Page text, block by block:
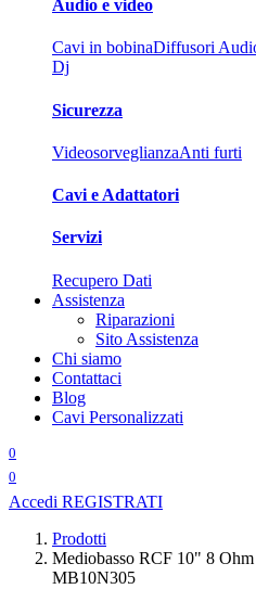
Audio e video
Cavi in bobinaDiffusori
Dj
Sicurezza
VideosorveglianzaAnti furti
Cavi e Adattatori
Servizi
Recupero Dati
Assistenza
Riparazioni
Sito Assistenza
Chi siamo
Contattaci
Blog
Cavi Personalizzati
0
0
Accedi REGISTRATI
Prodotti
Mediobasso RCF 10" 8
MB10N305